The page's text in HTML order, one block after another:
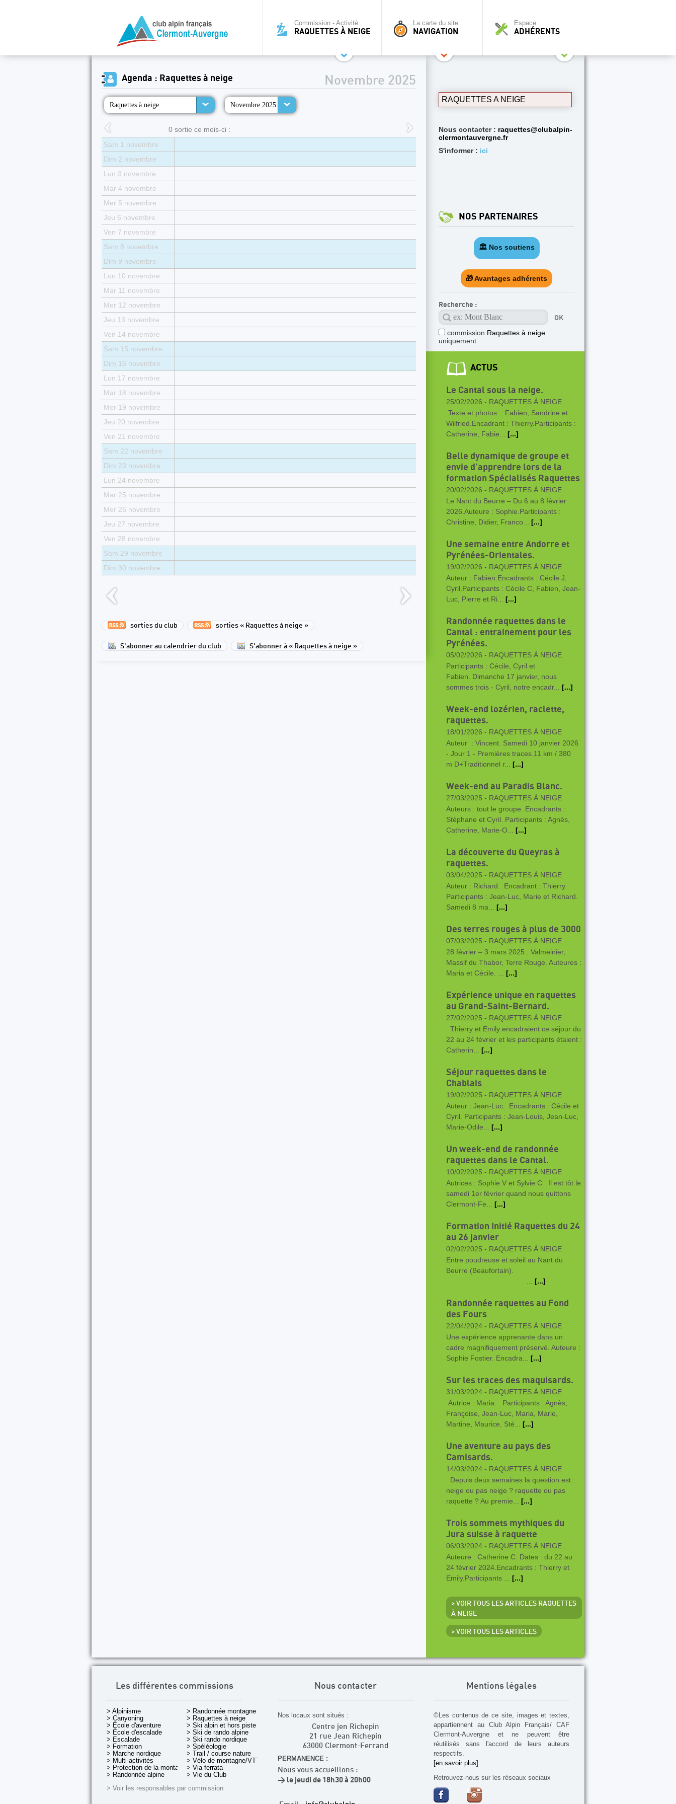
Commission - Activité
RAQUETTES À NEIGE
La carte du site
NAVIGATION
Espace
ADHÉRENTS
Agenda : Raquettes à neige
Raquettes à neige Novembre 2025
Novembre 2025
0 sortie ce mois-ci :
Sam 1 novembre
Dim 2 novembre
Lun 3 novembre
Mar 4 novembre
Mer 5 novembre
Jeu 6 novembre
Ven 7 novembre
Sam 8 novembre
Dim 9 novembre
Lun 10 novembre
Mar 11 novembre
Mer 12 novembre
Jeu 13 novembre
Ven 14 novembre
Sam 15 novembre
Dim 16 novembre
Lun 17 novembre
Mar 18 novembre
Mer 19 novembre
Jeu 20 novembre
Ven 21 novembre
Sam 22 novembre
Dim 23 novembre
Lun 24 novembre
Mar 25 novembre
Mer 26 novembre
Jeu 27 novembre
Ven 28 novembre
Sam 29 novembre
Dim 30 novembre
sorties du club sorties « Raquettes à neige »
S'abonner au calendrier du club S'abonner à « Raquettes à neige »
RAQUETTES A NEIGE
Nous contacter : raquettes@clubalpin-
clermontauvergne.fr
S'informer : ici
NOS PARTENAIRES
🏛️ Nos soutiens
🎁 Avantages adhérents
Recherche :
commission Raquettes à neige
uniquement
ACTUS
Le Cantal sous la neige.
25/02/2026 - RAQUETTES À NEIGE
Texte et photos : Fabien, Sandrine et
Wilfried.Encadrant : Thierry.Participants :
Catherine, Fabie... [...]
Belle dynamique de groupe et
envie d’apprendre lors de la
formation Spécialisés Raquettes
20/02/2026 - RAQUETTES À NEIGE
Le Nant du Beurre – Du 6 au 8 février
2026.Auteure : Sophie.Participants :
Christine, Didier, Franco... [...]
Une semaine entre Andorre et
Pyrénées-Orientales.
19/02/2026 - RAQUETTES À NEIGE
Auteur : Fabien.Encadrants : Cécile J,
Cyril.Participants : Cécile C, Fabien, Jean-
Luc, Pierre et Ri... [...]
Randonnée raquettes dans le
Cantal : entrainement pour les
Pyrénées.
05/02/2026 - RAQUETTES À NEIGE
Participants : Cécile, Cyril et
Fabien. Dimanche 17 janvier, nous
sommes trois - Cyril, notre encadr... [...]
Week-end lozérien, raclette,
raquettes.
18/01/2026 - RAQUETTES À NEIGE
Auteur : Vincent. Samedi 10 janvier 2026
- Jour 1 - Premières traces.11 km / 380
m D+Traditionnel r... [...]
Week-end au Paradis Blanc.
27/03/2025 - RAQUETTES À NEIGE
Auteurs : tout le groupe. Encadrants :
Stéphane et Cyril. Participants : Agnès,
Catherine, Marie-O... [...]
La découverte du Queyras à
raquettes.
03/04/2025 - RAQUETTES À NEIGE
Auteur : Richard. Encadrant : Thierry.
Participants : Jean-Luc, Marie et Richard.
Samedi 8 ma... [...]
Des terres rouges à plus de 3000
07/03/2025 - RAQUETTES À NEIGE
28 février – 3 mars 2025 : Valmeinier,
Massif du Thabor, Terre Rouge. Auteures :
Maria et Cécile. ... [...]
Expérience unique en raquettes
au Grand-Saint-Bernard.
27/02/2025 - RAQUETTES À NEIGE
Thierry et Emily encadraient ce séjour du
22 au 24 février et les participants étaient :
Catherin... [...]
Séjour raquettes dans le
Chablais
19/02/2025 - RAQUETTES À NEIGE
Auteur : Jean-Luc. Encadrants : Cécile et
Cyril. Participants : Jean-Louis, Jean-Luc,
Marie-Odile... [...]
Un week-end de randonnée
raquettes dans le Cantal.
10/02/2025 - RAQUETTES À NEIGE
Autrices : Sophie V et Sylvie C Il est tôt le
samedi 1er février quand nous quittons
Clermont-Fe... [...]
Formation Initié Raquettes du 24
au 26 janvier
02/02/2025 - RAQUETTES À NEIGE
Entre poudreuse et soleil au Nant du
Beurre (Beaufortain).
[...]
Randonnée raquettes au Fond
des Fours
22/04/2024 - RAQUETTES À NEIGE
Une expérience apprenante dans un
cadre magnifiquement préservé. Auteure :
Sophie Fostier. Encadra... [...]
Sur les traces des maquisards.
31/03/2024 - RAQUETTES À NEIGE
Autrice : Maria. Participants : Agnès,
Françoise, Jean-Luc, Maria, Marie,
Martine, Maurice, Sté... [...]
Une aventure au pays des
Camisards.
14/03/2024 - RAQUETTES À NEIGE
Depuis deux semaines la question est :
neige ou pas neige ? raquette ou pas
raquette ? Au premie... [...]
Trois sommets mythiques du
Jura suisse à raquette
06/03/2024 - RAQUETTES À NEIGE
Auteure : Catherine C. Dates : du 22 au
24 février 2024.Encadrants : Thierry et
Emily.Participants ... [...]
> VOIR TOUS LES ARTICLES RAQUETTES
À NEIGE
> VOIR TOUS LES ARTICLES
Les différentes commissions
> Alpinisme
> Canyoning
> École d'aventure
> École d'escalade
> Escalade
> Formation
> Marche nordique
> Multi-activités
> Protection de la montagne
> Randonnée alpine
> Randonnée montagne
> Raquettes à neige
> Ski alpin et hors piste
> Ski de rando alpine
> Ski rando nordique
> Spéléologie
> Trail / course nature
> Vélo de montagne/VTT
> Via ferrata
> Vie du Club
> Voir les responsables par commission
Nous contacter
Nos locaux sont situés :
Centre jen Richepin
21 rue Jean Richepin
63000 Clermont-Ferrand
PERMANENCE :
Nous vous accueillons :
> le jeudi de 18h30 à 20h00
Mentions légales
©Les contenus de ce site, images et textes,
appartiennent au Club Alpin Français/ CAF
Clermont-Auvergne et ne peuvent être
réutilisés sans l'accord de leurs auteurs
respectifs.
[en savoir plus]
Retrouvez-nous sur les réseaux sociaux